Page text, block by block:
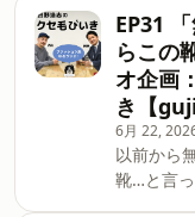
EP31
らこの
オ企画
き【
6月 22,
以前から
靴…と言